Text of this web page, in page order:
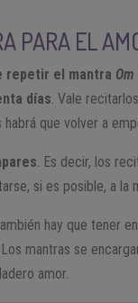
PARA EL
repetir el mantra
días. Vale
que volver a
. Es decir, los
si es posible, a la
hay que tener
mantras se
amor.